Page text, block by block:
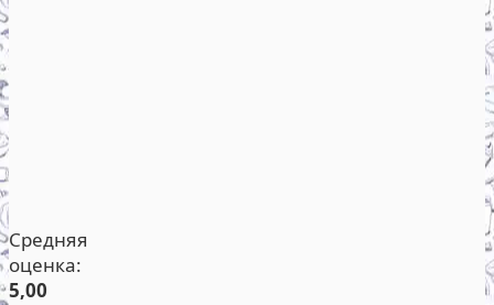
Средняя
оценка:
5,00